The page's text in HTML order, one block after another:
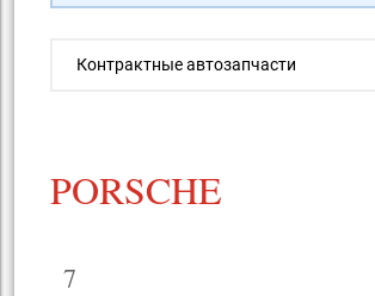
Контрактные автозапчасти
PORSCHE
7